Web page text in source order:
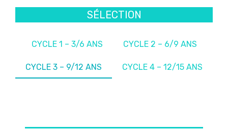
SÉLECTION
CYCLE 1 – 3/6 ANS CYCLE 2 – 6/9 ANS
CYCLE 3 – 9/12 ANS CYCLE 4 – 12/15 ANS